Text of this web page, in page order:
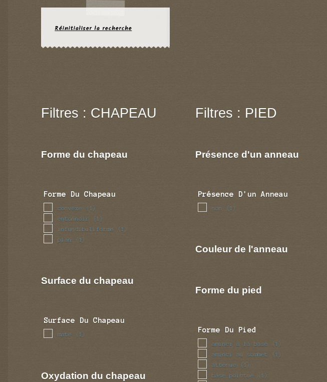
Réinitialiser la recherche
Filtres : CHAPEAU
Forme du chapeau
Forme Du Chapeau
convexe (1)
entonnoir (1)
infundibuliforme (1)
plan (1)
Surface du chapeau
Surface Du Chapeau
mate (1)
Oxydation du chapeau
Filtres : PIED
Présence d'un anneau
Présence D'un Anneau
non (1)
Couleur de l'anneau
Forme du pied
Forme Du Pied
aminci a la base (1)
aminci au sommet (1)
attenue (1)
base pointue (1)